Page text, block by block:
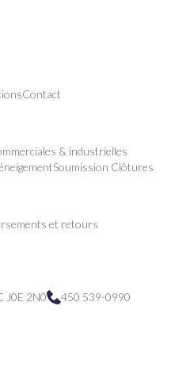
Contact
& industrielles
Soumission Clôtures
et retours
J0E 2N0
450 539-0990